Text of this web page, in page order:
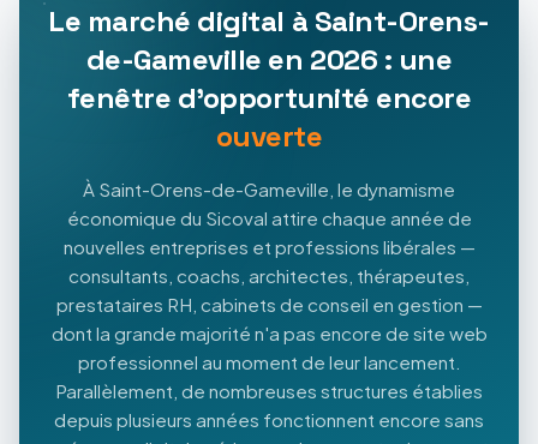
Le marché digital à Saint-Orens-
de-Gameville en 2026 : une
fenêtre d'opportunité encore
ouverte
À Saint-Orens-de-Gameville, le dynamisme
économique du Sicoval attire chaque année de
nouvelles entreprises et professions libérales —
consultants, coachs, architectes, thérapeutes,
prestataires RH, cabinets de conseil en gestion —
dont la grande majorité n'a pas encore de site web
professionnel au moment de leur lancement.
Parallèlement, de nombreuses structures établies
depuis plusieurs années fonctionnent encore sans